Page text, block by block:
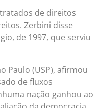
de direitos
Zerbini disse
de 1997, que serviu
Paulo (USP), afirmou
de fluxos
nação ganhou ao